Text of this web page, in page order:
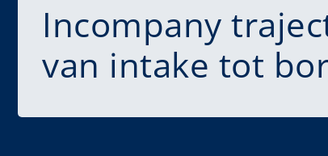
Incompany
van intake tot